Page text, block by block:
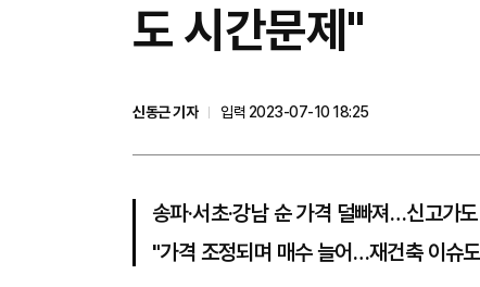
도 시간문제"
신동근 기자
입력 2023-07-10 18:25
송파·서초·강남 순 가격 덜빠져…신고가
"가격 조정되며 매수 늘어…재건축 이슈